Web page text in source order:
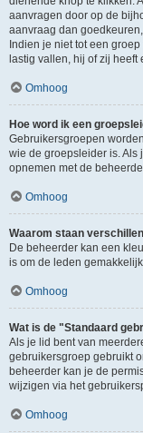
aanvragen door op de
aanvraag dan
Indien je niet tot een
lastig vallen, hij of zij
Omhoog
Hoe word ik een
Gebruikersgroepen
wie de groepsleider is. Als
opnemen met de
Omhoog
Waarom staan
De beheerder kan een
is om de leden
Omhoog
Wat is de "Standaard
Als je lid bent van
gebruikersgroep gebruikt
beheerder kan je de
wijzigen via het
Omhoog